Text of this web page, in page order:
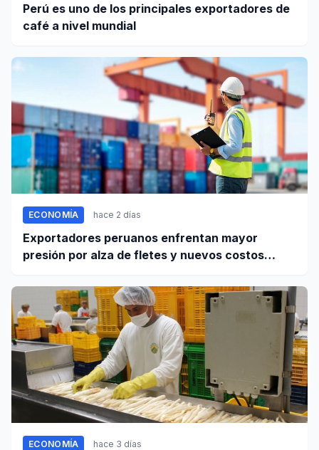
Perú es uno de los principales exportadores de
café a nivel mundial
ECONOMÍA hace 2 días
Exportadores peruanos enfrentan mayor
presión por alza de fletes y nuevos costos
ECONOMÍA hace 3 días